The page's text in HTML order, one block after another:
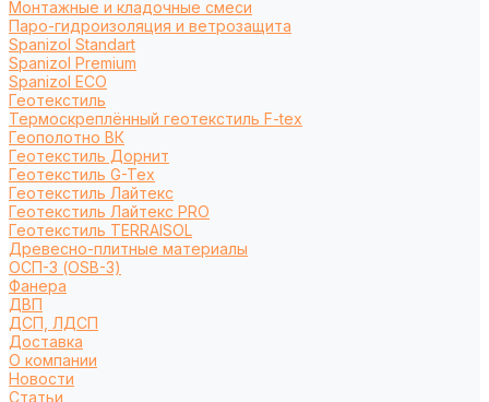
Монтажные и кладочные смеси
Паро-гидроизоляция и ветрозащита
Spanizol Standart
Spanizol Premium
Spanizol ECO
Геотекстиль
Термоскреплённый геотекстиль F-tex
Геополотно ВК
Геотекстиль Дорнит
Геотекстиль G-Tex
Геотекстиль Лайтекс
Геотекстиль Лайтекс PRO
Геотекстиль TERRAISOL
Древесно-плитные материалы
ОСП-3 (OSB-3)
Фанера
ДВП
ДСП, ЛДСП
Доставка
О компании
Новости
Статьи